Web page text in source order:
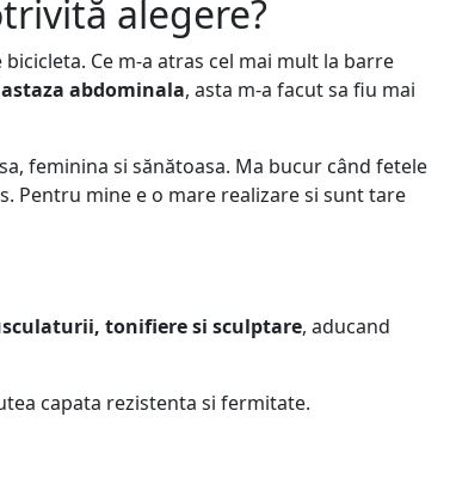
alegere?
Ce m-a atras cel mai mult la barre
abdominala, asta m-a facut sa fiu mai
feminina si sănătoasa. Ma bucur când fetele
Pentru mine e o mare realizare si sunt tare
tonifiere si sculptare, aducand
capata rezistenta si fermitate.